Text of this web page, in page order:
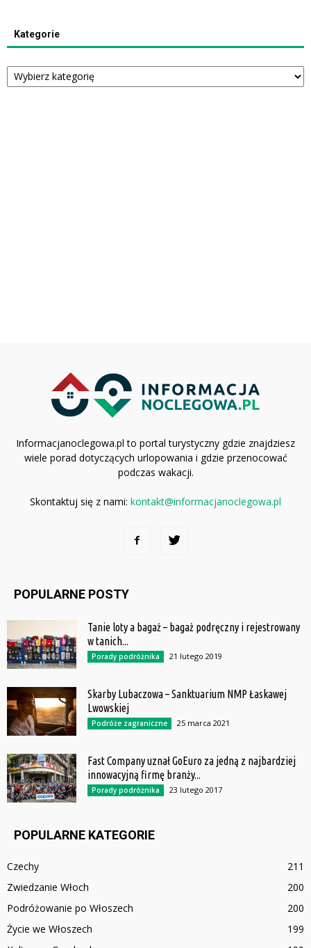
Kategorie
Kategorie
Informacjanoclegowa.pl to portal turystyczny gdzie znajdziesz
wiele porad dotyczących urlopowania i gdzie przenocować
podczas wakacji.
Skontaktuj się z nami: kontakt@informacjanoclegowa.pl
POPULARNE POSTY
Tanie loty a bagaż – bagaż podręczny i rejestrowany
w tanich...
Porady podróżnika 21 lutego 2019
Skarby Lubaczowa – Sanktuarium NMP Łaskawej
Lwowskiej
Podróże zagraniczne 25 marca 2021
Fast Company uznał GoEuro za jedną z najbardziej
innowacyjną firmę branży...
Porady podróżnika 23 lutego 2017
POPULARNE KATEGORIE
Czechy
211
Zwiedzanie Włoch
200
Podróżowanie po Włoszech
200
Życie we Włoszech
199